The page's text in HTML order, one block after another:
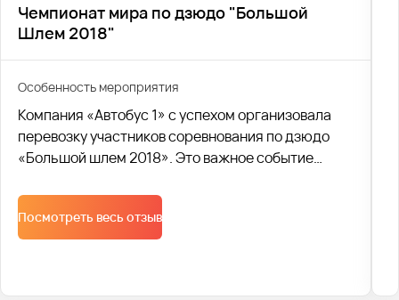
Чемпионат мира по дзюдо "Большой
Шлем 2018"
Особенность мероприятия
Компания «Автобус 1» с успехом организовала
перевозку участников соревнования по дзюдо
«Большой шлем 2018». Это важное событие
и наша команда обеспечила им комфортный и
безопасный трансфер.
Посмотреть весь отзыв